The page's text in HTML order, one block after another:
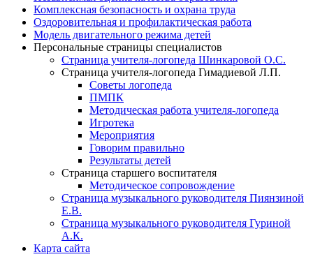
Комплексная безопасность и охрана труда
Оздоровительная и профилактическая работа
Модель двигательного режима детей
Персональные страницы специалистов
Страница учителя-логопеда Шинкаровой О.С.
Страница учителя-логопеда Гимадиевой Л.П.
Советы логопеда
ПМПК
Методическая работа учителя-логопеда
Игротека
Мероприятия
Говорим правильно
Результаты детей
Страница старшего воспитателя
Методическое сопровождение
Страница музыкального руководителя Пиянзиной
Е.В.
Страница музыкального руководителя Гуриной
А.К.
Карта сайта